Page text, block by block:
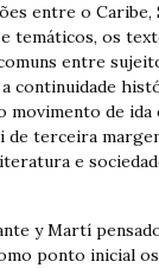
entre o Caribe,
temáticos, os
entre
continuidade
movimento de ida
de terceira
e
y Martí
ponto inicial